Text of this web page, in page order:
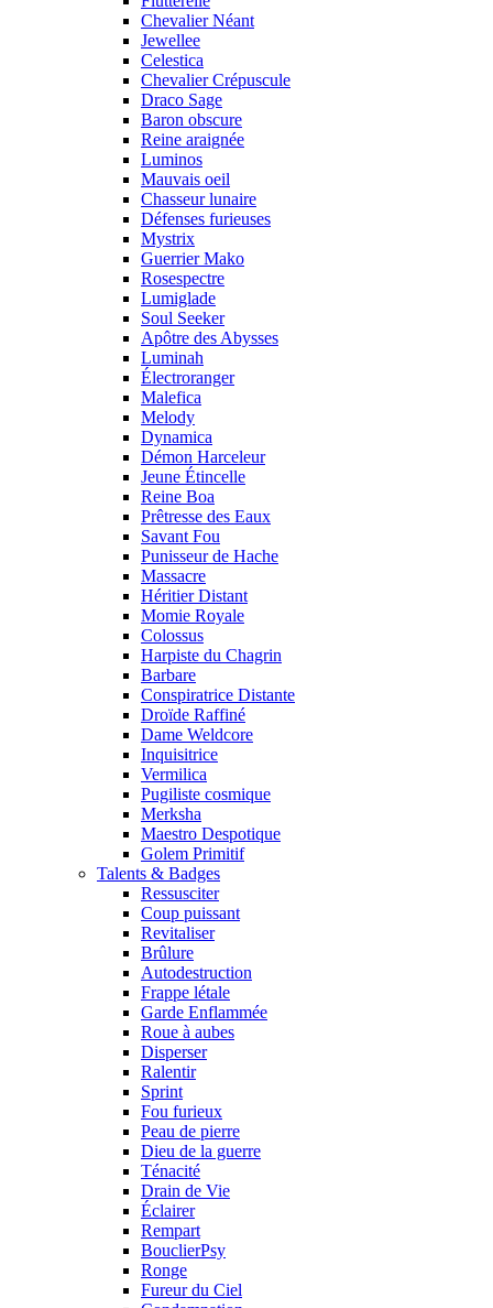
Chevalier Néant
Jewellee
Celestica
Chevalier Crépuscule
Draco Sage
Baron obscure
Reine araignée
Luminos
Mauvais oeil
Chasseur lunaire
Défenses furieuses
Mystrix
Guerrier Mako
Rosespectre
Lumiglade
Soul Seeker
Apôtre des Abysses
Luminah
Électroranger
Malefica
Melody
Dynamica
Démon Harceleur
Jeune Étincelle
Reine Boa
Prêtresse des Eaux
Savant Fou
Punisseur de Hache
Massacre
Héritier Distant
Momie Royale
Colossus
Harpiste du Chagrin
Barbare
Conspiratrice Distante
Droïde Raffiné
Dame Weldcore
Inquisitrice
Vermilica
Pugiliste cosmique
Merksha
Maestro Despotique
Golem Primitif
Talents & Badges
Ressusciter
Coup puissant
Revitaliser
Brûlure
Autodestruction
Frappe létale
Garde Enflammée
Roue à aubes
Disperser
Ralentir
Sprint
Fou furieux
Peau de pierre
Dieu de la guerre
Ténacité
Drain de Vie
Éclairer
Rempart
BouclierPsy
Ronge
Fureur du Ciel